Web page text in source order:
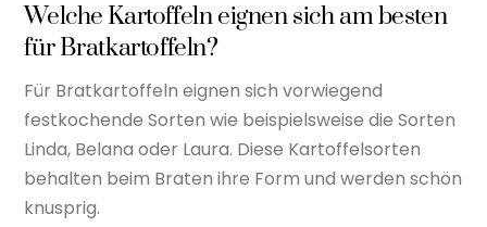
Welche Kartoffeln eignen sich am besten
für Bratkartoffeln?
Für Bratkartoffeln eignen sich vorwiegend
festkochende Sorten wie beispielsweise die Sorten
Linda, Belana oder Laura. Diese Kartoffelsorten
behalten beim Braten ihre Form und werden schön
knusprig.